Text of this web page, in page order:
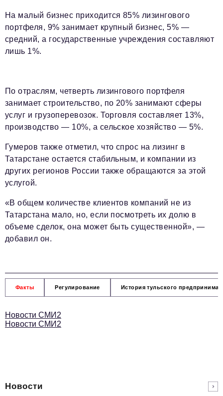
На малый бизнес приходится 85% лизингового
портфеля, 9% занимает крупный бизнес, 5% —
средний, а государственные учреждения составляют
лишь 1%.
По отраслям, четверть лизингового портфеля
занимает строительство, по 20% занимают сферы
услуг и грузоперевозок. Торговля составляет 13%,
производство — 10%, а сельское хозяйство — 5%.
Гумеров также отметил, что спрос на лизинг в
Татарстане остается стабильным, и компании из
других регионов России также обращаются за этой
услугой.
«В общем количестве клиентов компаний не из
Татарстана мало, но, если посмотреть их долю в
объеме сделок, она может быть существенной», —
добавил он.
Факты Регулирование История тульского
Новости СМИ2
Новости СМИ2
Новости